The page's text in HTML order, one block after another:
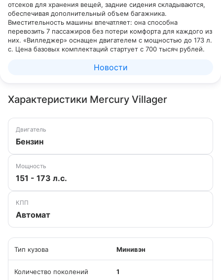
отсеков для хранения вещей, задние сидения складываются,
обеспечивая дополнительный объем багажника.
Вместительность машины впечатляет: она способна
перевозить 7 пассажиров без потери комфорта для каждого из
них. «Вилледжер» оснащен двигателем с мощностью до 173 л.
с. Цена базовых комплектаций стартует с 700 тысяч рублей.
Новости
Характеристики Mercury Villager
Двигатель
Бензин
Мощность
151 - 173 л.с.
КПП
Автомат
Тип кузова Минивэн
Количество поколений 1